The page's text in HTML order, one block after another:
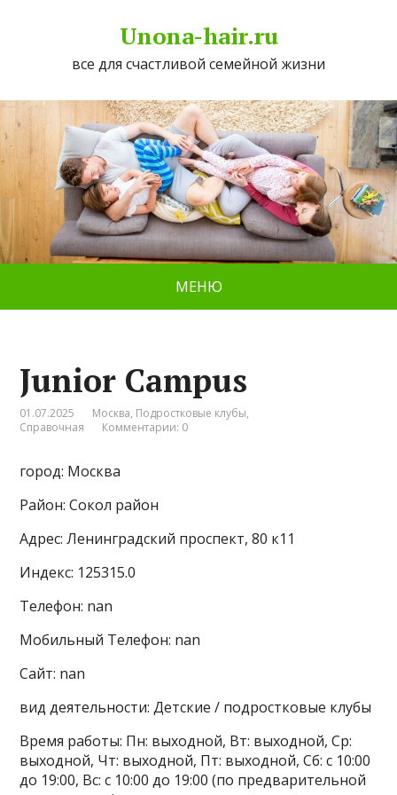
Unona-hair.ru
все для счастливой семейной жизни
МЕНЮ
Junior Campus
01.07.2025 Москва, Подростковые клубы,
Справочная
Комментарии: 0
город: Москва
Район: Сокол район
Адрес: Ленинградский проспект, 80 к11
Индекс: 125315.0
Телефон: nan
Мобильный Телефон: nan
Сайт: nan
вид деятельности: Детские / подростковые клубы
Время работы: Пн: выходной, Вт: выходной, Ср:
выходной, Чт: выходной, Пт: выходной, Сб: с 10:00
до 19:00, Вс: с 10:00 до 19:00 (по предварительной